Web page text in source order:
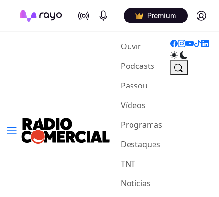
On Air Podcasts Premium Log in
Ouvir(current)
Podcasts
Passou
Vídeos
Programas
Destaques
TNT
Notícias